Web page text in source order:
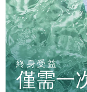
終身受益
僅需一